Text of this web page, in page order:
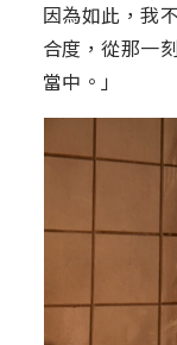
因為如此，我
合度，從那一
當中。」